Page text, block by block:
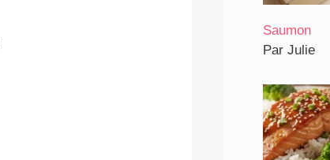
Saumon
Par Julie